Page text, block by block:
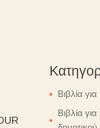
Βιβλία
Βιβλία